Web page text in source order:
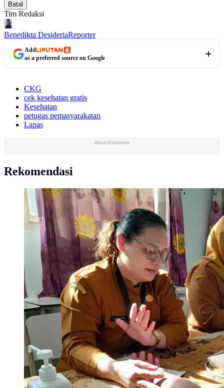
Batal
Tim Redaksi
Benedikta DesideriaReporter
Add
as a preferred source on Google
CKG
cek kesehatan gratis
Kesehatan
petugas pemasyarakatan
Lapas
Advertisement
Rekomendasi